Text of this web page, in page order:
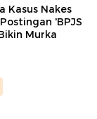
Kasus Nakes
'BPJS
Murka